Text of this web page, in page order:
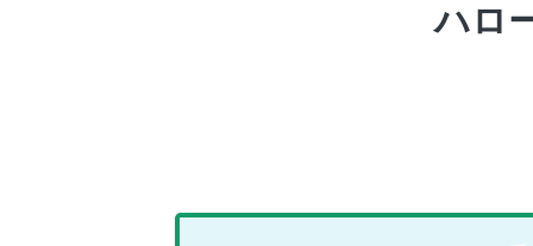
ハロ